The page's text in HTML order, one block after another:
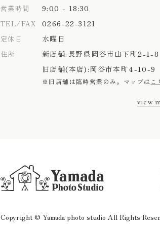
営業時間 9:00 - 18:30
TEL/FAX 0266-22-3121
定休日 水曜日
住所 新店舗: 長野県岡谷市山下町2-1-8
旧店舗(本店): 岡谷市本町4-10-9
※旧店舗は臨時営業のみ。 マップは こ
view
Copyright © Yamada photo studio All Rights